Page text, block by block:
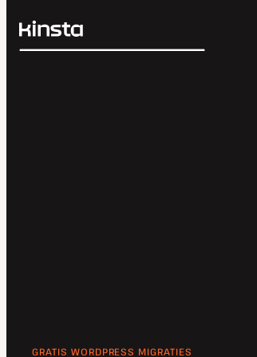
Kinsta®
Zoeken
GRATIS WORDPRESS MIGRATIES